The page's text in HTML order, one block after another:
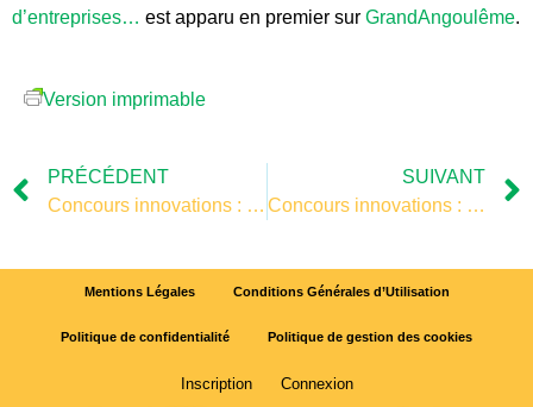
d’entreprises… est apparu en premier sur GrandAngoulême.
Version imprimable
PRÉCÉDENT
Concours innovations : créateurs, créatrices, chefs d’entreprises…
SUIVANT
Concours innovations : créateurs, créatrices, chefs d’entreprises…
Mentions Légales Conditions Générales d’Utilisation
Politique de confidentialité Politique de gestion des cookies
Inscription Connexion